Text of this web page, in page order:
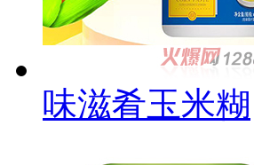
味滋肴玉米糊